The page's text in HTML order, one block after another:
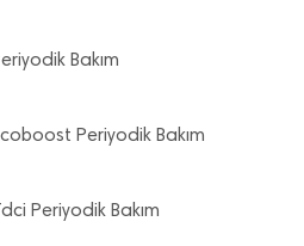
Bakım
Periyodik Bakım
Periyodik Bakım